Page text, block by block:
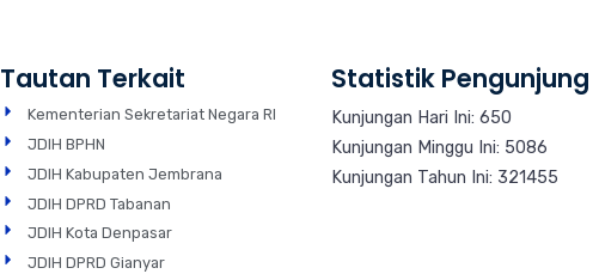
Tautan Terkait
Kementerian Sekretariat Negara RI
JDIH BPHN
JDIH Kabupaten Jembrana
JDIH DPRD Tabanan
JDIH Kota Denpasar
JDIH DPRD Gianyar
Statistik Pengunjung
Kunjungan Hari Ini: 650
Kunjungan Minggu Ini: 5086
Kunjungan Tahun Ini: 321455